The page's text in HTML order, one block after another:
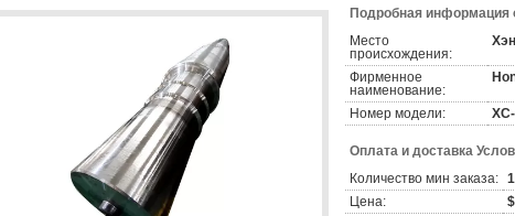
Подробная информация
Место
происхождения:
Фирменное
наименование:
Номер модели:
Оплата и доставка
Количество мин заказа:
Цена: